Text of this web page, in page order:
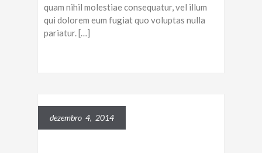
quam nihil molestiae consequatur, vel illum
qui dolorem eum fugiat quo voluptas nulla
pariatur. […]
dezembro 4, 2014